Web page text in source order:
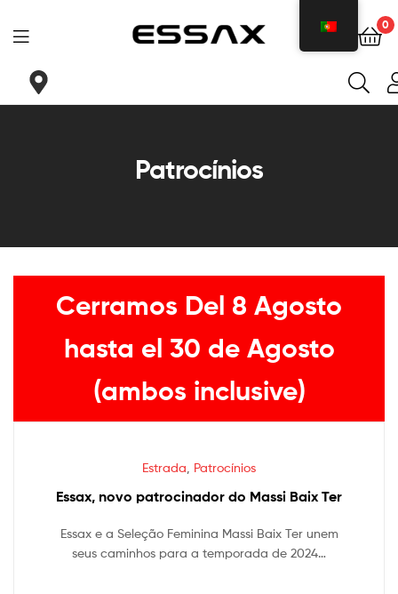
|
sela
cada
necessidade
0
Patrocínios
Cerramos Del 8 Agosto
hasta el 30 de Agosto
(ambos inclusive)
Estrada Patrocínios
Essax, novo patrocinador do Massi Baix Ter
Essax e a Seleção Feminina Massi Baix Ter unem
seus caminhos para a temporada de 2024…